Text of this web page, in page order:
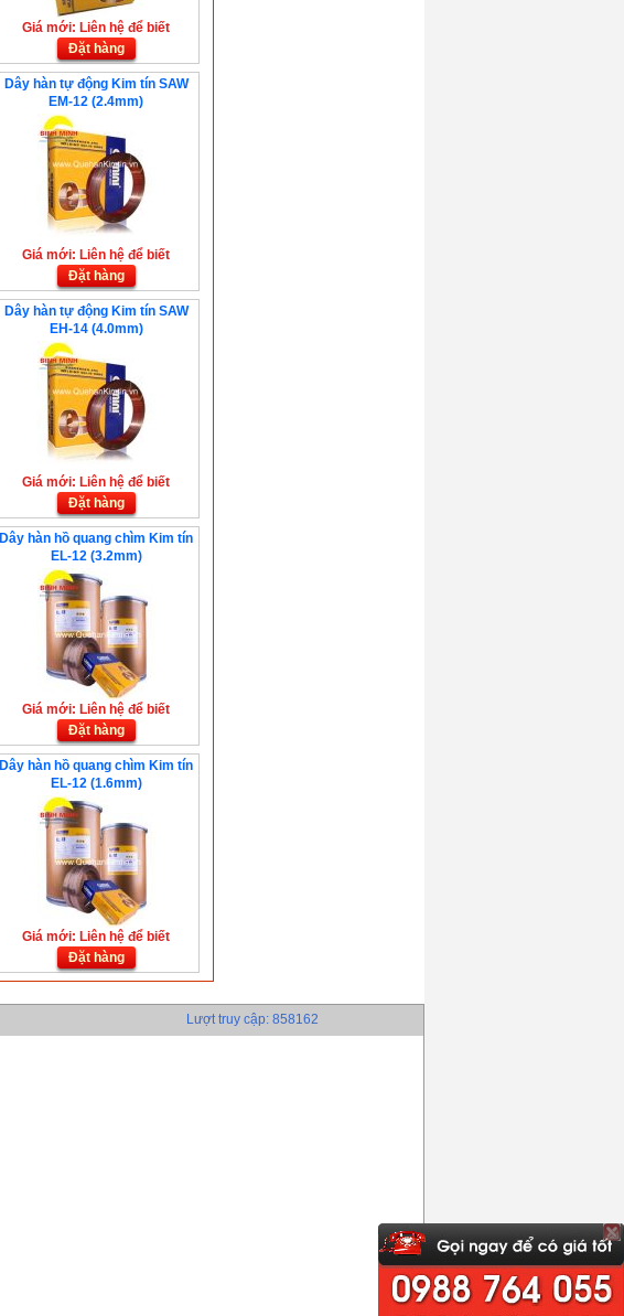
Giá mới: Liên hệ để biết
Đặt hàng
Dây hàn tự động Kim tín SAW
EM-12 (2.4mm)
Giá mới: Liên hệ để biết
Đặt hàng
Dây hàn tự động Kim tín SAW
EH-14 (4.0mm)
Giá mới: Liên hệ để biết
Đặt hàng
Dây hàn hồ quang chìm Kim tín
EL-12 (3.2mm)
Giá mới: Liên hệ để biết
Đặt hàng
Dây hàn hồ quang chìm Kim tín
EL-12 (1.6mm)
Giá mới: Liên hệ để biết
Đặt hàng
Lượt truy cập: 858162